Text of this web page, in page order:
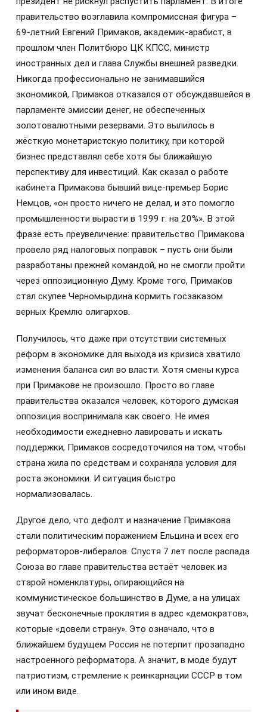
правительство возглавила компромиссная фигура –
69-летний Евгений Примаков, академик-арабист, в
прошлом член Политбюро ЦК КПСС, министр
иностранных дел и глава Службы внешней разведки.
Никогда профессионально не занимавшийся
экономикой, Примаков отказался от обсуждавшейся в
парламенте эмиссии денег, не обеспеченных
золотовалютными резервами. Это вылилось в
жёсткую монетаристскую политику, при которой
бизнес представлял себе хотя бы ближайшую
перспективу для инвестиций. Как сказал о работе
кабинета Примакова бывший вице-премьер Борис
Немцов, «он просто ничего не делал, и это помогло
промышленности вырасти в 1999 г. на 20%». В этой
фразе есть преувеличение: правительство Примакова
провело ряд налоговых поправок – пусть они были
разработаны прежней командой, но не смогли пройти
через оппозиционную Думу. Кроме того, Примаков
стал скупее Черномырдина кормить госзаказом
верных Кремлю олигархов.
Получилось, что даже при отсутствии системных
реформ в экономике для выхода из кризиса хватило
изменения баланса сил во власти. Хотя смены курса
при Примакове не произошло. Просто во главе
правительства оказался человек, которого думская
оппозиция воспринимала как своего. Не имея
необходимости ежедневно лавировать и искать
поддержки, Примаков сосредоточился на том, чтобы
страна жила по средствам и сохраняла условия для
роста экономики. И ситуация быстро
нормализовалась.
Другое дело, что дефолт и назначение Примакова
стали политическим поражением Ельцина и всех его
реформаторов-либералов. Спустя 7 лет после распада
Союза во главе правительства встаёт человек из
старой номенклатуры, опирающийся на
коммунистическое большинство в Думе, а на улицах
звучат бесконечные проклятия в адрес «демократов»,
которые «довели страну». Это означало, что в
ближайшем будущем Россия не потерпит прозападно
настроенного реформатора. А значит, в моде будут
патриотизм, стремление к реинкарнации СССР в том
или ином виде.